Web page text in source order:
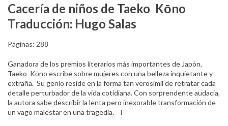
Cacería de niños de Taeko Kōno
Traducción: Hugo Salas
Páginas: 288
Ganadora de los premios literarios más importantes de Japón,
Taeko Kōno escribe sobre mujeres con una belleza inquietante y
extraña. Su genio reside en la forma tan verosímil de retratar cada
detalle perturbador de la vida cotidiana. Con sorprendente audacia,
la autora sabe describir la lenta pero inexorable transformación de
un vago malestar en una tragedia. I